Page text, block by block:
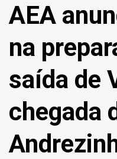
AEA
na
saída de
chegada